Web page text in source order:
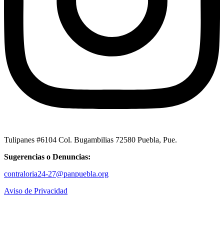
Tulipanes #6104 Col. Bugambilias 72580 Puebla, Pue.
Sugerencias o Denuncias:
contraloria24-27@panpuebla.org
Aviso de Privacidad